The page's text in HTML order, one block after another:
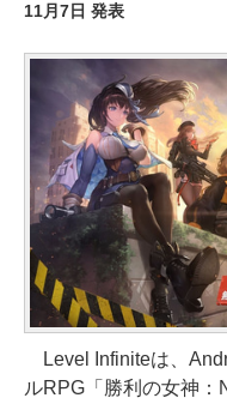
11月7日 発表
Level Infiniteは、
ルRPG「勝利の女神